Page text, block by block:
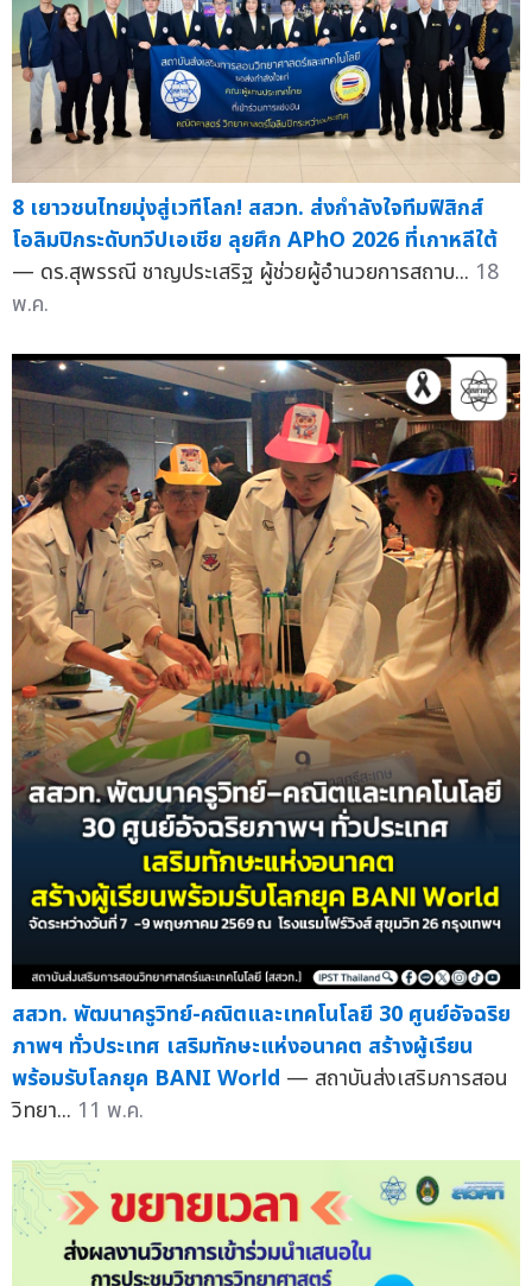
8 เยาวชนไทยมุ่งสู่เวทีโลก! สสวท. ส่งกำลังใจทีมฟิสิกส์
โอลิมปิกระดับทวีปเอเชีย ลุยศึก APhO 2026 ที่เกาหลีใต้
— ดร.สุพรรณี ชาญประเสริฐ ผู้ช่วยผู้อำนวยการสถาบ... 18
พ.ค.
สสวท. พัฒนาครูวิทย์-คณิตและเทคโนโลยี 30 ศูนย์อัจฉริย
ภาพฯ ทั่วประเทศ เสริมทักษะแห่งอนาคต สร้างผู้เรียน
พร้อมรับโลกยุค BANI World — สถาบันส่งเสริมการสอน
วิทยา... 11 พ.ค.